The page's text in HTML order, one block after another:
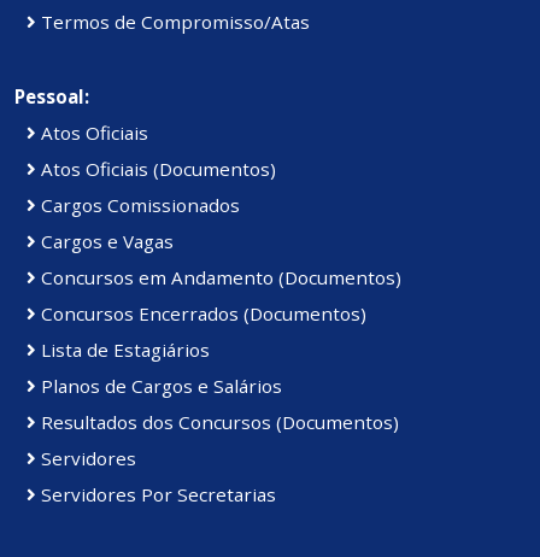
Termos de Compromisso/Atas
Pessoal:
Atos Oficiais
Atos Oficiais (Documentos)
Cargos Comissionados
Cargos e Vagas
Concursos em Andamento (Documentos)
Concursos Encerrados (Documentos)
Lista de Estagiários
Planos de Cargos e Salários
Resultados dos Concursos (Documentos)
Servidores
Servidores Por Secretarias